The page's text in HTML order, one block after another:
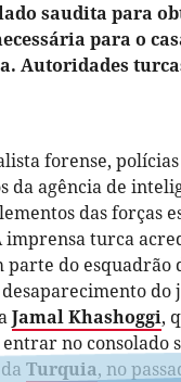
saudita para
para o
Autoridades
forense,
da agência de
das forças
imprensa turca
do esquadrão
do
Jamal Khashoggi,
no consolado
Turquia, no